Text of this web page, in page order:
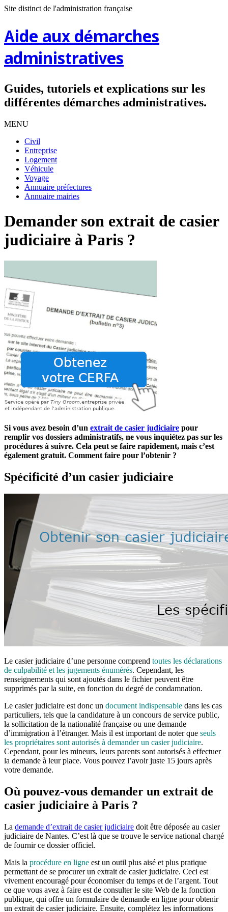
Site distinct de l'administration française
Aide aux démarches
administratives
Guides, tutoriels et explications sur les
différentes démarches administratives.
MENU
Civil
Entreprise
Logement
Véhicule
Voyage
Annuaire préfectures
Annuaire mairies
Demander son extrait de casier
judiciaire à Paris ?
Si vous avez besoin d’un extrait de casier judiciaire pour
remplir vos dossiers administratifs, ne vous inquiétez pas sur les
procédures à suivre. Cela peut se faire rapidement, mais c’est
également gratuit. Comment faire pour l’obtenir ?
Spécificité d’un casier judiciaire
Le casier judiciaire d’une personne comprend toutes les déclarations
de culpabilité et les jugements énumérés. Cependant, les
renseignements qui sont ajoutés dans le fichier peuvent être
supprimés par la suite, en fonction du degré de condamnation.
Le casier judiciaire est donc un document indispensable dans les cas
particuliers, tels que la candidature à un concours de service public,
la sollicitation de la nationalité française ou une demande
d’immigration à l’étranger. Mais il est important de noter que seuls
les propriétaires sont autorisés à demander un casier judiciaire.
Cependant, pour les mineurs, leurs parents sont autorisés à effectuer
la demande à leur place. Vous pouvez l’avoir juste 15 jours après
votre demande.
Où pouvez-vous demander un extrait de
casier judiciaire à Paris ?
La demande d’extrait de casier judiciaire doit être déposée au casier
judiciaire de Nantes. C’est là que se trouve le service national chargé
de fournir ce dossier officiel.
Mais la procédure en ligne est un outil plus aisé et plus pratique
permettant de se procurer un extrait de casier judiciaire. Ceci est
vivement encouragé pour économiser du temps et de l’argent. Tout
ce que vous avez à faire est de consulter le site Web de la fonction
publique, qui offre un formulaire de demande en ligne pour obtenir
un extrait de casier judiciaire. Ensuite, complétez les informations